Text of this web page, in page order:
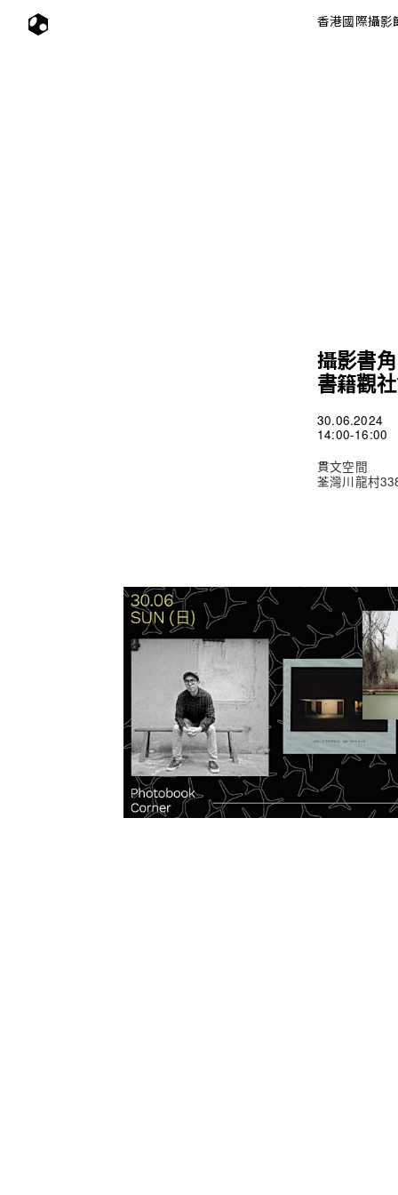
香港國際攝影
攝影書
書籍觀
30.06.2024
14:00-16:00
貫文空間
荃灣川龍村